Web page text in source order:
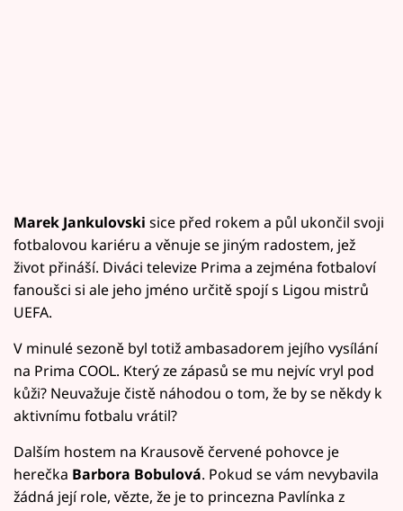
Marek Jankulovski sice před rokem a půl ukončil svoji
fotbalovou kariéru a věnuje se jiným radostem, jež
život přináší. Diváci televize Prima a zejména fotbaloví
fanoušci si ale jeho jméno určitě spojí s Ligou mistrů
UEFA.
V minulé sezoně byl totiž ambasadorem jejího vysílání
na Prima COOL. Který ze zápasů se mu nejvíc vryl pod
kůži? Neuvažuje čistě náhodou o tom, že by se někdy k
aktivnímu fotbalu vrátil?
Dalším hostem na Krausově červené pohovce je
herečka Barbora Bobulová. Pokud se vám nevybavila
žádná její role, vězte, že je to princezna Pavlínka z